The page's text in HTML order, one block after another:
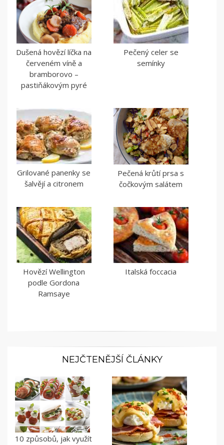
Dušená hovězí líčka na
červeném víně a
bramborovo –
pastiňákovým pyré
Pečený celer se
semínky
Grilované panenky se
šalvějí a citronem
Pečená krůtí prsa s
čočkovým salátem
Hovězí Wellington
podle Gordona
Ramsaye
Italská foccacia
NEJČTENĚJŠÍ ČLÁNKY
10 způsobů, jak využít